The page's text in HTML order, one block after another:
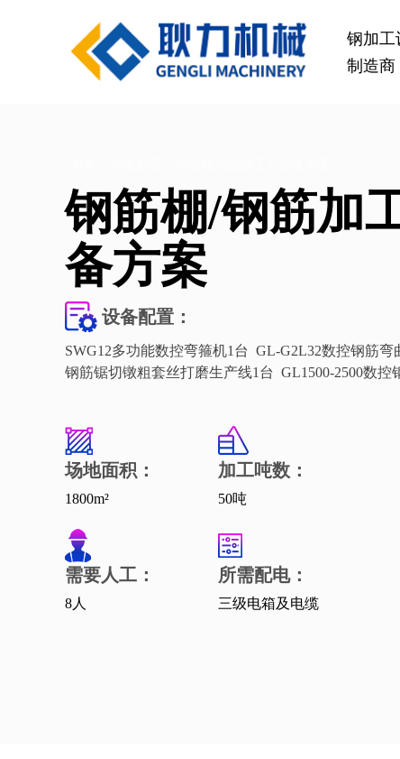
钢加工
制造商
GL1500-2500数控钢筋笼滚焊机
查看更多
钢筋棚/钢筋加
备方案
设备配置：
SWG12多功能数控弯箍机1台 GL-G2L32数控钢筋
钢筋锯切镦粗套丝打磨生产线1台 GL1500-2500数控
场地面积：
1800m²
加工吨数：
50吨
需要人工：
8人
所需配电：
三级电箱及电缆